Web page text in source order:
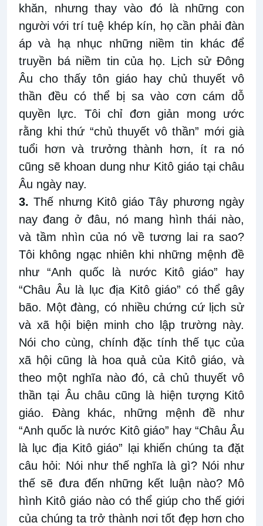
khăn, nhưng thay vào đó là những con
người với trí tuệ khép kín, họ cần phải đàn
áp và hạ nhục những niềm tin khác để
truyền bá niềm tin của họ. Lịch sử Đông
Âu cho thấy tôn giáo hay chủ thuyết vô
thần đều có thể bị sa vào cơn cám dỗ
quyền lực. Tôi chỉ đơn giản mong ước
rằng khi thứ “chủ thuyết vô thần” mới già
tuổi hơn và trưởng thành hơn, ít ra nó
cũng sẽ khoan dung như Kitô giáo tại châu
Âu ngày nay.
3.Thế nhưng Kitô giáo Tây phương ngày
nay đang ở đâu, nó mang hình thái nào,
và tầm nhìn của nó về tương lai ra sao?
Tôi không ngạc nhiên khi những mệnh đề
như “Anh quốc là nước Kitô giáo” hay
“Châu Âu là lục địa Kitô giáo” có thể gây
bão. Một đàng, có nhiều chứng cứ lịch sử
và xã hội biện minh cho lập trường này.
Nói cho cùng, chính đặc tính thế tục của
xã hội cũng là hoa quả của Kitô giáo, và
theo một nghĩa nào đó, cả chủ thuyết vô
thần tại Âu châu cũng là hiện tượng Kitô
giáo. Đàng khác, những mệnh đề như
“Anh quốc là nước Kitô giáo” hay “Châu Âu
là lục địa Kitô giáo” lại khiến chúng ta đặt
câu hỏi: Nói như thế nghĩa là gì? Nói như
thế sẽ đưa đến những kết luận nào? Mô
hình Kitô giáo nào có thể giúp cho thế giới
của chúng ta trở thành nơi tốt đẹp hơn cho